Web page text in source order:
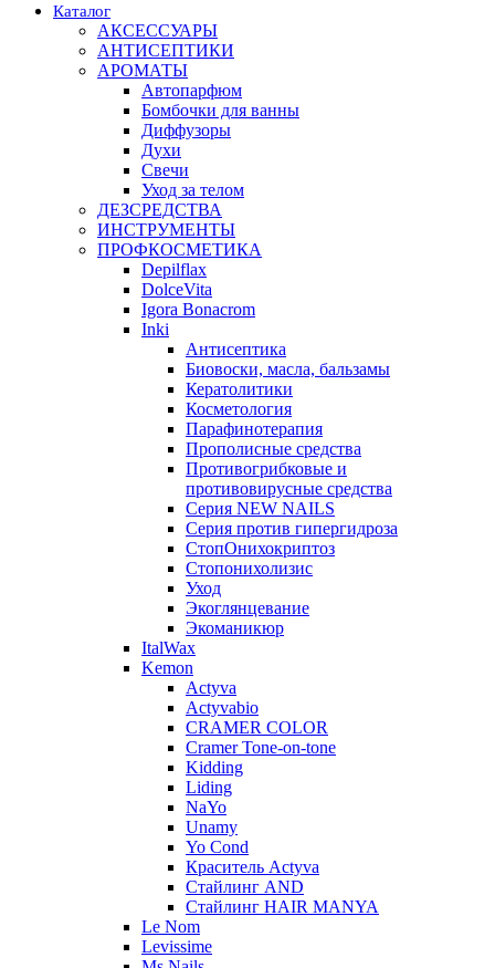
Каталог
АКСЕССУАРЫ
АНТИСЕПТИКИ
АРОМАТЫ
Автопарфюм
Бомбочки для ванны
Диффузоры
Духи
Свечи
Уход за телом
ДЕЗСРЕДСТВА
ИНСТРУМЕНТЫ
ПРОФКОСМЕТИКА
Depilflax
DolceVita
Igora Bonacrom
Inki
Антисептика
Биовоски, масла, бальзамы
Кератолитики
Косметология
Парафинотерапия
Прополисные средства
Противогрибковые и
противовирусные средства
Серия NEW NAILS
Серия против гипергидроза
СтопОнихокриптоз
Стопонихолизис
Уход
Экоглянцевание
Экоманикюр
ItalWax
Kemon
Actyva
Actyvabio
CRAMER COLOR
Cramer Tone-on-tone
Kidding
Liding
NaYo
Unamy
Yo Cond
Краситель Actyva
Стайлинг AND
Стайлинг HAIR MANYA
Le Nom
Levissime